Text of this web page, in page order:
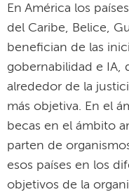
En América los
del Caribe, Belice,
benefician de las
gobernabilidad e IA,
alrededor de la
más objetiva. En el
becas en el ámbito
parten de
esos países en los
objetivos de la